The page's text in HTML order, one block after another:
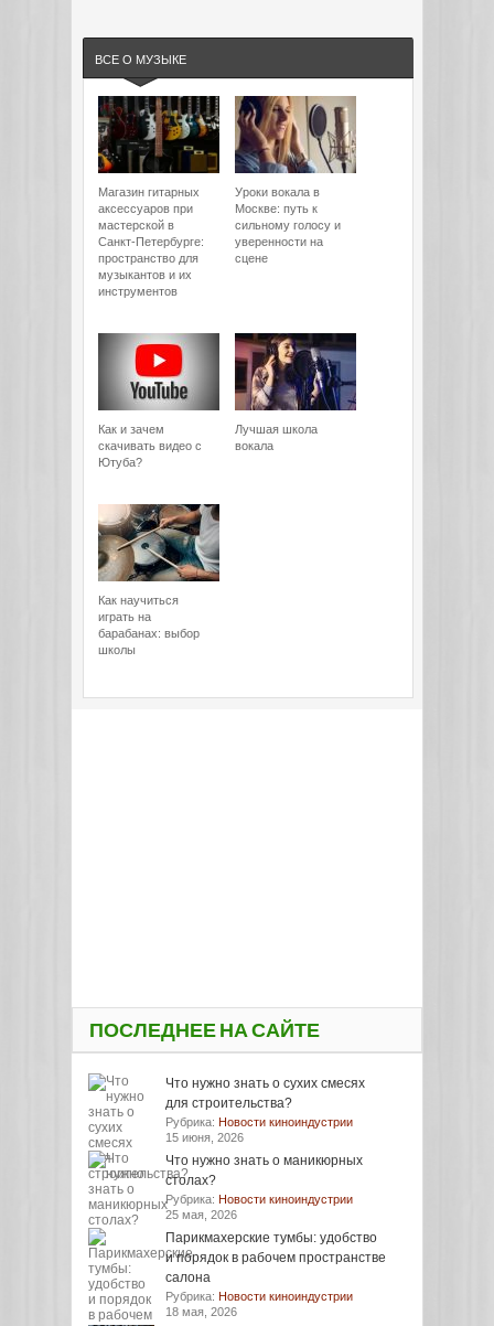
ВСЕ О МУЗЫКЕ
Магазин гитарных
аксессуаров при
мастерской в
Санкт-Петербурге:
пространство для
музыкантов и их
инструментов
Уроки вокала в
Москве: путь к
сильному голосу и
уверенности на
сцене
Как и зачем
скачивать видео с
Ютуба?
Лучшая школа
вокала
Как научиться
играть на
барабанах: выбор
школы
ПОСЛЕДНЕЕ НА САЙТЕ
Что нужно знать о сухих смесях
для строительства?
Рубрика: Новости киноиндустрии
15 июня, 2026
Что нужно знать о маникюрных
столах?
Рубрика: Новости киноиндустрии
25 мая, 2026
Парикмахерские тумбы: удобство
и порядок в рабочем пространстве
салона
Рубрика: Новости киноиндустрии
18 мая, 2026